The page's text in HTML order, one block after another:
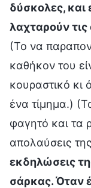
δύσκολες, και
λαχταρούν
(Το να
καθήκον του
κουραστικό κι
ένα τίμημα.)
φαγητό και τα
απολαύσεις
εκδηλώσεις
σάρκας. Όταν